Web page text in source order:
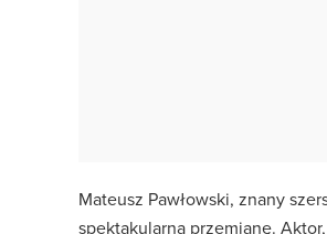
Mateusz Pawłowski, znany
spektakularną przemianę.